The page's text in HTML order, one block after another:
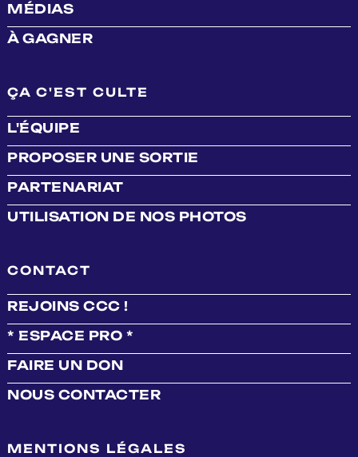
MÉDIAS
À GAGNER
ÇA C'EST CULTE
L'ÉQUIPE
PROPOSER UNE SORTIE
PARTENARIAT
UTILISATION DE NOS PHOTOS
CONTACT
REJOINS CCC !
* ESPACE PRO *
FAIRE UN DON
NOUS CONTACTER
MENTIONS LÉGALES